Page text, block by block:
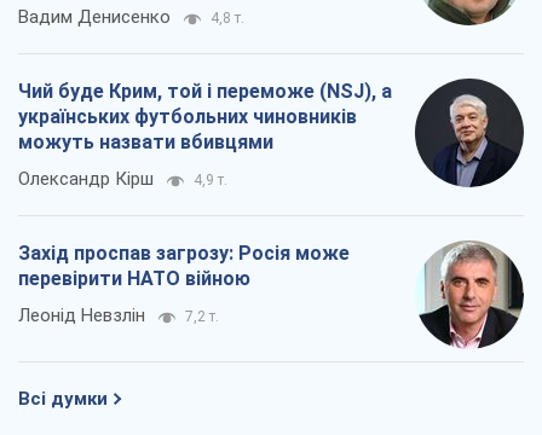
Вадим Денисенко 4,8 т.
Чий буде Крим, той і переможе (NSJ), а
українських футбольних чиновників
можуть назвати вбивцями
Олександр Кірш 4,9 т.
Захід проспав загрозу: Росія може
перевірити НАТО війною
Леонід Невзлін 7,2 т.
Всі думки